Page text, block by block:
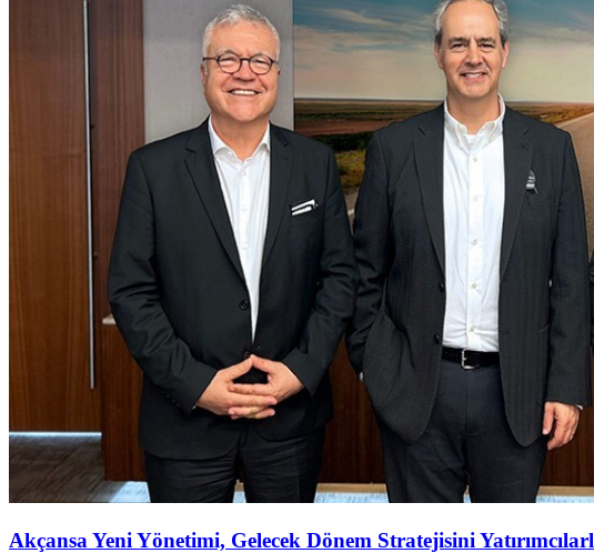
Akçansa Yeni Yönetimi, Gelecek Dönem Stratejisini